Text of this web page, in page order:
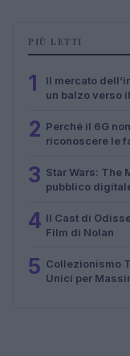
PIÙ LETTI
1
Il mercato
un balzo verso
2 Perché il 6G
riconoscere le
3 Star Wars: The
pubblico
4 Il Cast di
Film di Nolan
5 Collezionismo
Unici per